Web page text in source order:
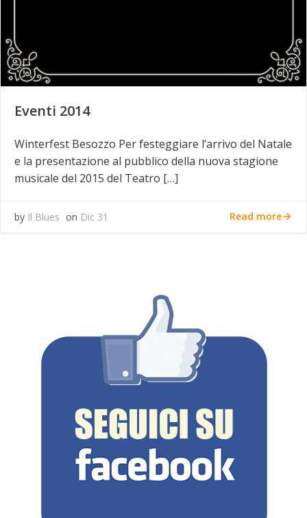
Eventi 2014
Winterfest Besozzo Per festeggiare l’arrivo del Natale
e la presentazione al pubblico della nuova stagione
musicale del 2015 del Teatro […]
by Il Blues on Dic 31 Read more